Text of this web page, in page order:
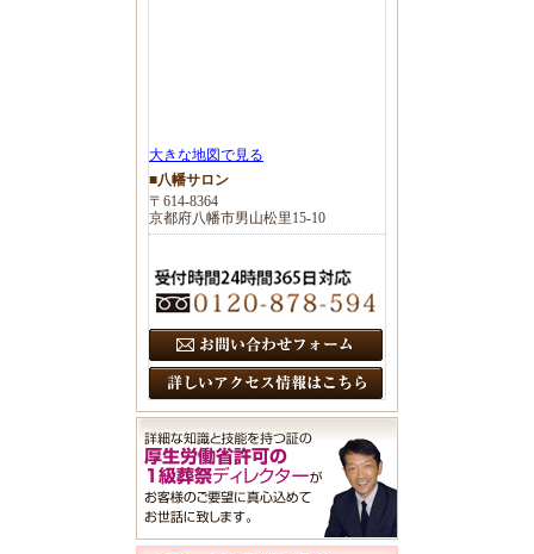
大きな地図で見る
■八幡サロン
〒614-8364
京都府八幡市男山松里15-10